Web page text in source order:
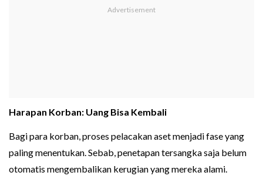
Harapan Korban: Uang Bisa Kembali
Bagi para korban, proses pelacakan aset menjadi fase yang
paling menentukan. Sebab, penetapan tersangka saja belum
otomatis mengembalikan kerugian yang mereka alami.